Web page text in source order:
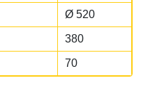
Ø 520
380
70